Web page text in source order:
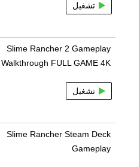
تشغيل
Slime Rancher 2 Gameplay
Walkthrough FULL GAME 4K
تشغيل
Slime Rancher Steam Deck
Gameplay